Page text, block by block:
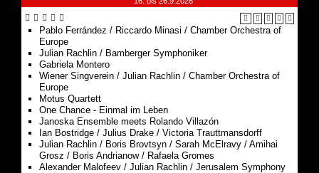
Julian Rachlin / Bamberger Symphoniker
Gabriela Montero
Wiener Singverein / Julian Rachlin / Chamber Orchestra of
Europe
Motus Quartett
One Chance - Einmal im Leben
Janoska Ensemble meets Rolando Villazón
Ian Bostridge / Julius Drake / Victoria Trauttmansdorff
Julian Rachlin / Boris Brovtsyn / Sarah McElravy / Amihai
Grosz / Boris Andrianow / Rafaela Gromes
Alexander Malofeev / Julian Rachlin / Jerusalem Symphony
Orchestra
Konzertereihe im Schloss Esterházy in Eisenstadt